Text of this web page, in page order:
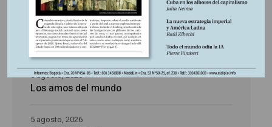
La época de la intranquilidad
5 agosto, 2026
Los amos del mundo
5 agosto, 2026
5 agosto, 2026